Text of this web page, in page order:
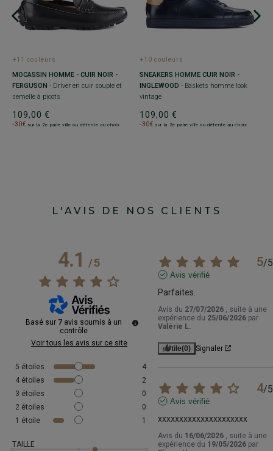
+11 couleurs
MOCASSIN HOMME - CUIR NOIR -
FERGUSON - Driver en cuir souple et
semelle à picots
109,00 €
-30€ sur la 2e paire ville ou détente au choix
+10 couleurs
SNEAKERS HOMME CUIR NOIR -
INGLEWOOD - Baskets homme look
vintage
109,00 €
-30€ sur la 2e paire ville ou détente au choix
L'AVIS DE NOS CLIENTS
4.1/5
Basé sur 7 avis soumis à un
contrôle
Voir tous les avis sur ce site
5 étoiles
4
4 étoiles
2
3 étoiles
0
2 étoiles
0
1 étoile 1
TAILLE
5/5
Avis vérifié
Parfaites.
Avis du 27/07/2026
, suite à une
expérience du 25/06/2026 par
Valérie L.
Utile(0) Signaler
4/5
Avis vérifié
xxxxxxxxxxxxxxxxxxxxx
Avis du 16/06/2026
, suite à une
expérience du 19/05/2026 par